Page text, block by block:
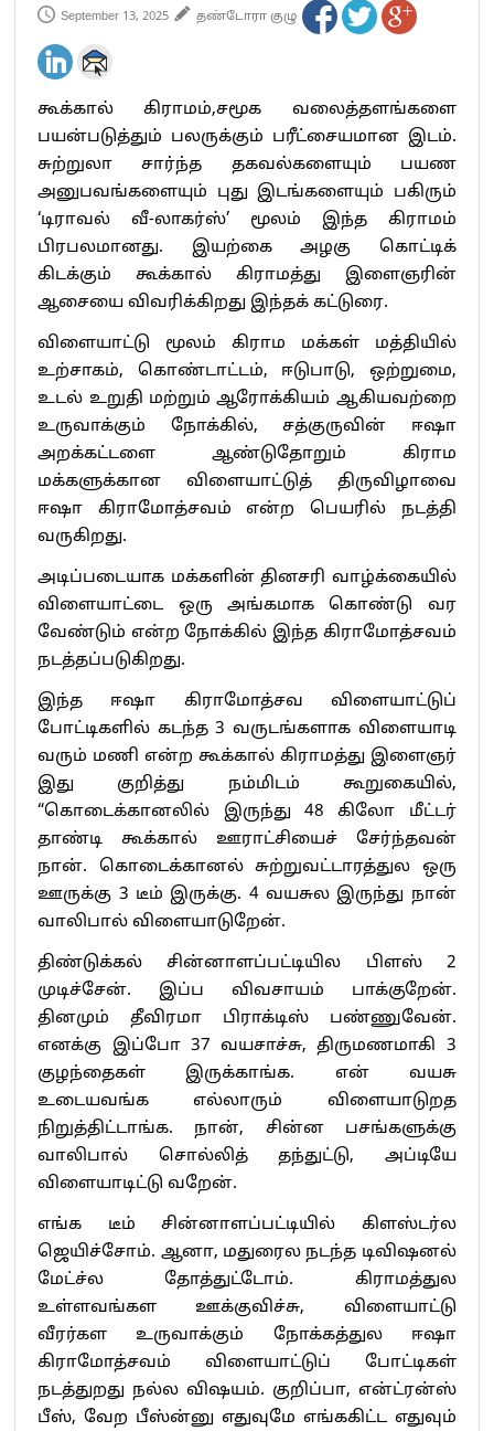
September 13, 2025 தண்டோரா குழு
கூக்கால் கிராமம்,சமூக வலைத்தளங்களை
பயன்படுத்தும் பலருக்கும் பரீட்சையமான இடம்.
சுற்றுலா சார்ந்த தகவல்களையும் பயண
அனுபவங்களையும் புது இடங்களையும் பகிரும்
‘டிராவல் வீ-லாகர்ஸ்’ மூலம் இந்த கிராமம்
பிரபலமானது. இயற்கை அழகு கொட்டிக்
கிடக்கும் கூக்கால் கிராமத்து இளைஞரின்
ஆசையை விவரிக்கிறது இந்தக் கட்டுரை.
விளையாட்டு மூலம் கிராம மக்கள் மத்தியில்
உற்சாகம், கொண்டாட்டம், ஈடுபாடு, ஒற்றுமை,
உடல் உறுதி மற்றும் ஆரோக்கியம் ஆகியவற்றை
உருவாக்கும் நோக்கில், சத்குருவின் ஈஷா
அறக்கட்டளை ஆண்டுதோறும் கிராம
மக்களுக்கான விளையாட்டுத் திருவிழாவை
ஈஷா கிராமோத்சவம் என்ற பெயரில் நடத்தி
வருகிறது.
அடிப்படையாக மக்களின் தினசரி வாழ்க்கையில்
விளையாட்டை ஒரு அங்கமாக கொண்டு வர
வேண்டும் என்ற நோக்கில் இந்த கிராமோத்சவம்
நடத்தப்படுகிறது.
இந்த ஈஷா கிராமோத்சவ விளையாட்டுப்
போட்டிகளில் கடந்த 3 வருடங்களாக விளையாடி
வரும் மணி என்ற கூக்கால் கிராமத்து இளைஞர்
இது குறித்து நம்மிடம் கூறுகையில்,
“கொடைக்கானலில் இருந்து 48 கிலோ மீட்டர்
தாண்டி கூக்கால் ஊராட்சியைச் சேர்ந்தவன்
நான். கொடைக்கானல் சுற்றுவட்டாரத்துல ஒரு
ஊருக்கு 3 டீம் இருக்கு. 4 வயசுல இருந்து நான்
வாலிபால் விளையாடுறேன்.
திண்டுக்கல் சின்னாளப்பட்டியில பிளஸ் 2
முடிச்சேன். இப்ப விவசாயம் பாக்குறேன்.
தினமும் தீவிரமா பிராக்டிஸ் பண்ணுவேன்.
எனக்கு இப்போ 37 வயசாச்சு, திருமணமாகி 3
குழந்தைகள் இருக்காங்க. என் வயசு
உடையவங்க எல்லாரும் விளையாடுறத
நிறுத்திட்டாங்க. நான், சின்ன பசங்களுக்கு
வாலிபால் சொல்லித் தந்துட்டு, அப்டியே
விளையாடிட்டு வறேன்.
எங்க டீம் சின்னாளப்பட்டியில் கிளஸ்டர்ல
ஜெயிச்சோம். ஆனா, மதுரைல நடந்த டிவிஷனல்
மேட்ச்ல தோத்துட்டோம். கிராமத்துல
உள்ளவங்கள ஊக்குவிச்சு, விளையாட்டு
வீரர்கள உருவாக்கும் நோக்கத்துல ஈஷா
கிராமோத்சவம் விளையாட்டுப் போட்டிகள்
நடத்துறது நல்ல விஷயம். குறிப்பா, என்ட்ரன்ஸ்
பீஸ், வேற பீஸ்ன்னு எதுவுமே எங்ககிட்ட எதுவும்